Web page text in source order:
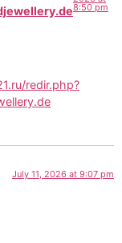
8:50 pm
redir.php?
July 11, 2026 at 9:07 pm